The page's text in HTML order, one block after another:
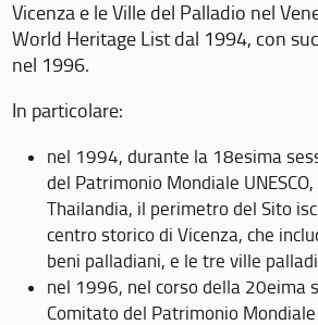
Vicenza e le Ville del Palladio nel
World Heritage List dal 1994, con
nel 1996.
In particolare:
nel 1994, durante la 18esima
del Patrimonio Mondiale
Thailandia, il perimetro del Sito
centro storico di Vicenza, che
beni palladiani, e le tre ville
nel 1996, nel corso della 20eima
Comitato del Patrimonio Mondiale